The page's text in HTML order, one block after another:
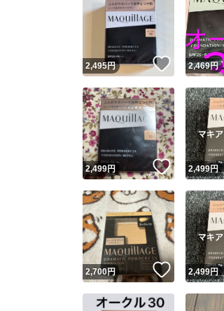
2,495円 いいね！
2,469円
2,499円 いいね！
2,499円
2,700円 いいね！
2,499円